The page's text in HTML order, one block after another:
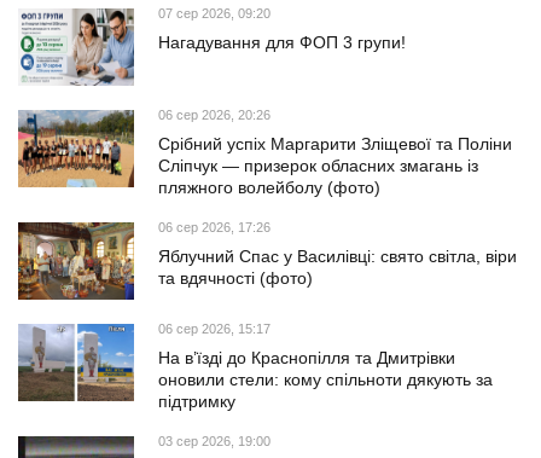
07 сер 2026, 09:20
Нагадування для ФОП 3 групи!
06 сер 2026, 20:26
Срібний успіх Маргарити Зліщевої та Поліни
Сліпчук — призерок обласних змагань із
пляжного волейболу (фото)
06 сер 2026, 17:26
Яблучний Спас у Василівці: свято світла, віри
та вдячності (фото)
06 сер 2026, 15:17
На в’їзді до Краснопілля та Дмитрівки
оновили стели: кому спільноти дякують за
підтримку
03 сер 2026, 19:00